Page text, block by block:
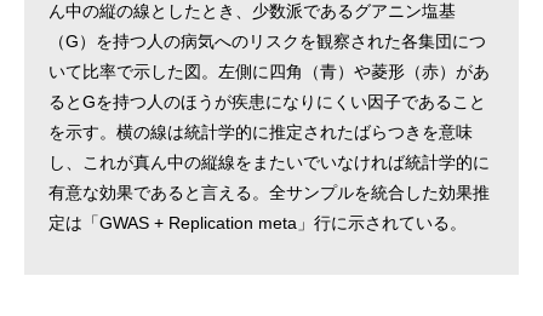
ん中の縦の線としたとき、少数派であるグアニン塩基
（G）を持つ人の病気へのリスクを観察された各集団につ
いて比率で示した図。左側に四角（青）や菱形（赤）があ
るとGを持つ人のほうが疾患になりにくい因子であること
を示す。横の線は統計学的に推定されたばらつきを意味
し、これが真ん中の縦線をまたいでいなければ統計学的に
有意な効果であると言える。全サンプルを統合した効果推
定は「GWAS + Replication meta」行に示されている。